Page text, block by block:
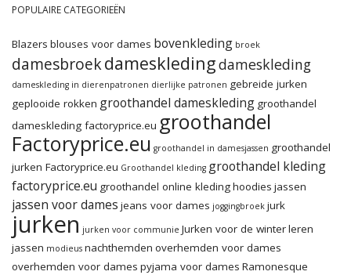
POPULAIRE CATEGORIEËN
Blazers blouses voor dames bovenkleding broek
damesbroekdameskledingdameskleding
dameskleding in dierenpatronen dierlijke patronen gebreide jurken
geplooide rokken groothandel dameskleding groothandel
dameskleding factoryprice.eu groothandel
Factoryprice.eu groothandel in damesjassen groothandel
jurken Factoryprice.eu Groothandel kleding groothandel kleding
factoryprice.eu groothandel online kledinghoodies jassen
jassen voor dames jeans voor dames joggingbroek jurk
jurken jurken voor communie Jurken voor de winterleren
jassen modieus nachthemden overhemden voor dames
overhemden voor dames pyjama voor dames Ramonesque